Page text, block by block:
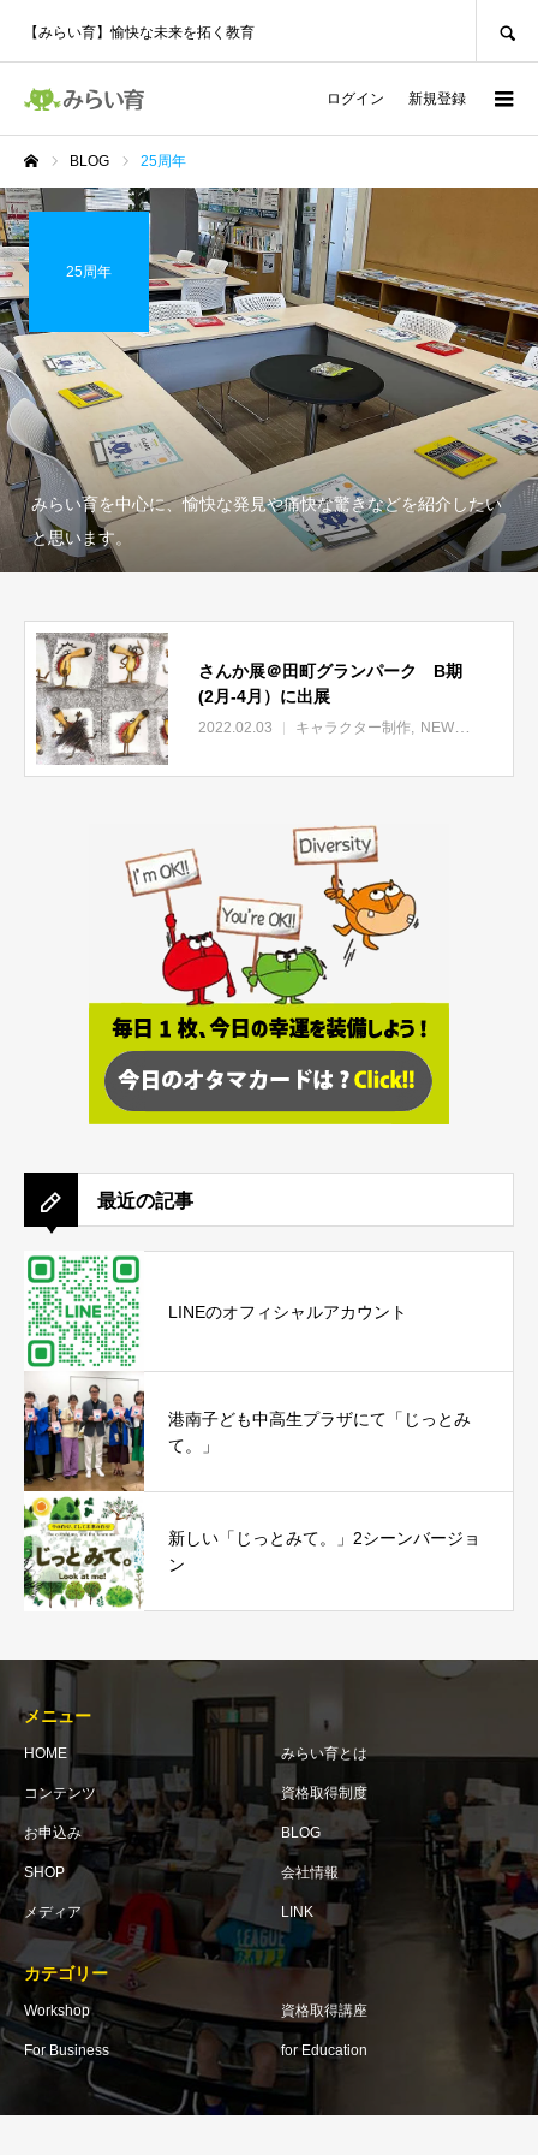
【みらい育】愉快な未来を拓く教育
ログイン 新規登録
BLOG 25周年
25周年
みらい育を中心に、愉快な発見や痛快な驚きなどを紹介したい
と思います。
さんか展＠田町グランパーク B期
(2月-4月）に出展
2022.02.03 キャラクター制作 NEWS
最近の記事
LINEのオフィシャルアカウント
港南子ども中高生プラザにて「じっとみ
て。」
新しい「じっとみて。」2シーンバージョ
ン
メニュー
HOME みらい育とは
コンテンツ 資格取得制度
お申込み BLOG
SHOP 会社情報
メディア LINK
カテゴリー
Workshop 資格取得講座
For Business for Education